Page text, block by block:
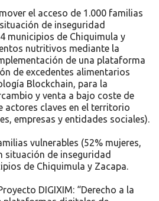
el acceso de 1.000 familias
de inseguridad
municipios de Chiquimula y
nutritivos mediante la
de una plataforma
de excedentes alimentarios
Blockchain, para la
y venta a bajo coste de
actores claves en el territorio
empresas y entidades sociales).
vulnerables (52% mujeres,
situación de inseguridad
de Chiquimula y Zacapa.
DIGIXIM: “Derecho a la